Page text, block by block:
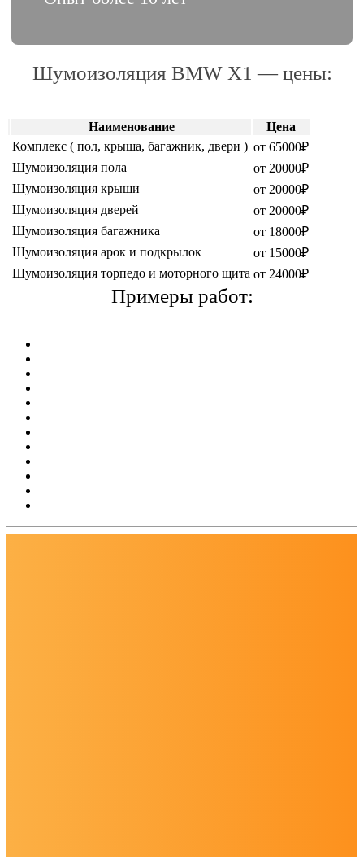
Шумоизоляция BMW X1 — цены:
Наименование
Цена
Комплекс ( пол, крыша, багажник, двери ) от 65000₽
Шумоизоляция пола
от 20000₽
Шумоизоляция крыши
от 20000₽
Шумоизоляция дверей
от 20000₽
Шумоизоляция багажника
от 18000₽
Шумоизоляция арок и подкрылок
от 15000₽
Шумоизоляция торпедо и моторного щита от 24000₽
Примеры работ: